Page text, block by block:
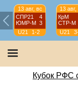
13 авг, вс
СПР21
4
ЮМР-М 3
U21
1-2
13 авг,
КрМ
СТР-М
U21
Кубок РФС